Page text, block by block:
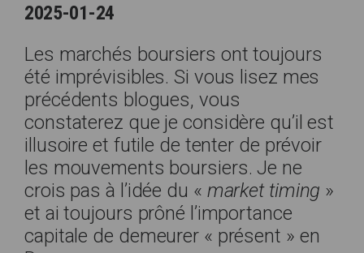
2025-01-24
Les marchés boursiers ont toujours
été imprévisibles. Si vous lisez mes
précédents blogues, vous
constaterez que je considère qu’il est
illusoire et futile de tenter de prévoir
les mouvements boursiers. Je ne
crois pas à l’idée du « market timing »
et ai toujours prôné l’importance
capitale de demeurer « présent » en